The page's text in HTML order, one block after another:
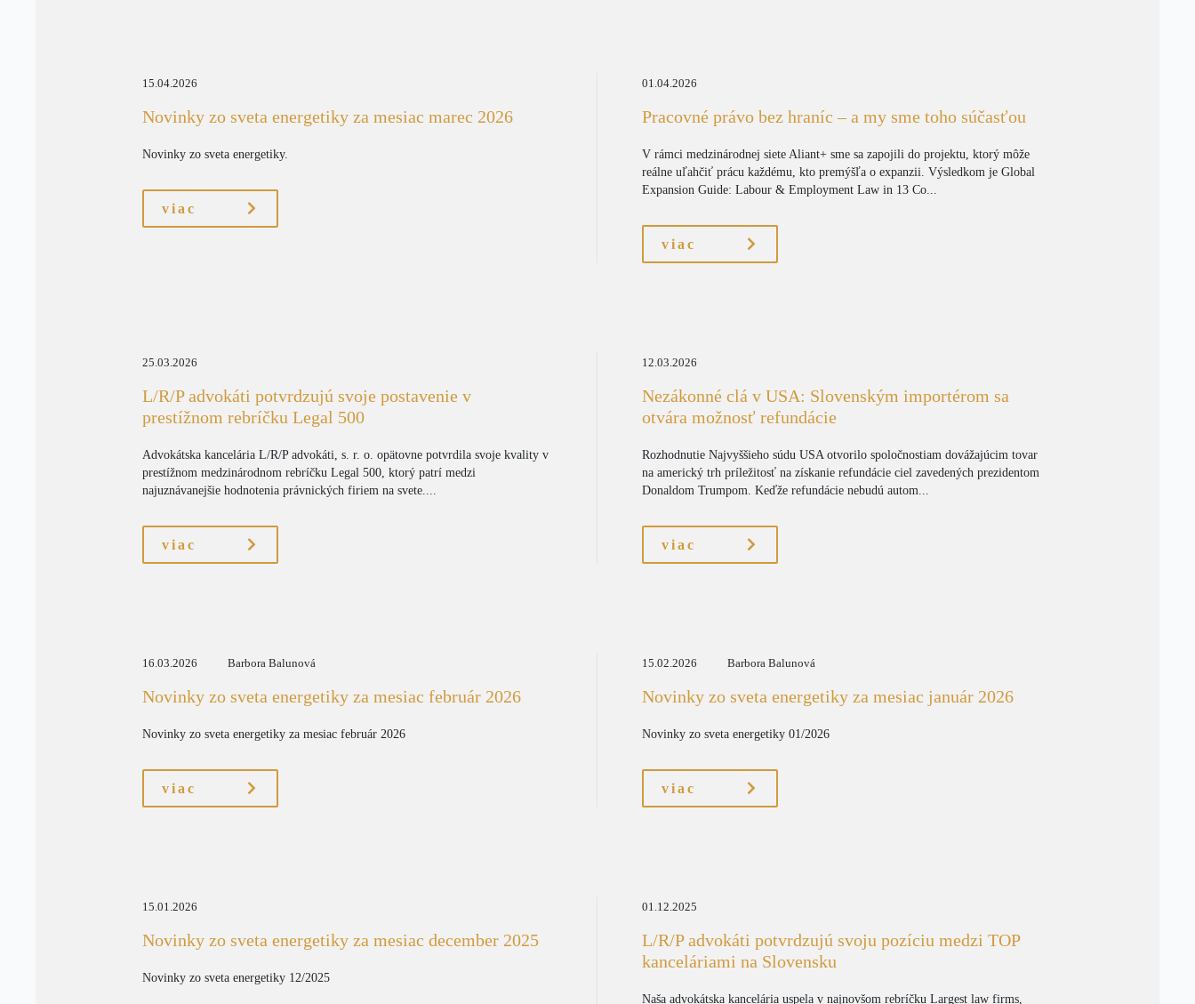
15.04.2026
Novinky zo sveta energetiky za mesiac marec 2026
Novinky zo sveta energetiky.
viac
01.04.2026
Pracovné právo bez hraníc – a my sme toho súčasťou
V rámci medzinárodnej siete Aliant+ sme sa zapojili do projektu, ktorý môže
reálne uľahčiť prácu každému, kto premýšľa o expanzii. Výsledkom je Global
Expansion Guide: Labour & Employment Law in 13 Co...
viac
25.03.2026
L/R/P advokáti potvrdzujú svoje postavenie v
prestížnom rebríčku Legal 500
Advokátska kancelária L/R/P advokáti, s. r. o. opätovne potvrdila svoje kvality v
prestížnom medzinárodnom rebríčku Legal 500, ktorý patrí medzi
najuznávanejšie hodnotenia právnických firiem na svete....
viac
12.03.2026
Nezákonné clá v USA: Slovenským importérom sa
otvára možnosť refundácie
Rozhodnutie Najvyššieho súdu USA otvorilo spoločnostiam dovážajúcim tovar
na americký trh príležitosť na získanie refundácie ciel zavedených prezidentom
Donaldom Trumpom. Keďže refundácie nebudú autom...
viac
16.03.2026 Barbora Balunová
Novinky zo sveta energetiky za mesiac február 2026
Novinky zo sveta energetiky za mesiac február 2026
viac
15.02.2026 Barbora Balunová
Novinky zo sveta energetiky za mesiac január 2026
Novinky zo sveta energetiky 01/2026
viac
15.01.2026
Novinky zo sveta energetiky za mesiac december 2025
Novinky zo sveta energetiky 12/2025
01.12.2025
L/R/P advokáti potvrdzujú svoju pozíciu medzi TOP
kanceláriami na Slovensku
Naša advokátska kancelária uspela v najnovšom rebríčku Largest law firms,